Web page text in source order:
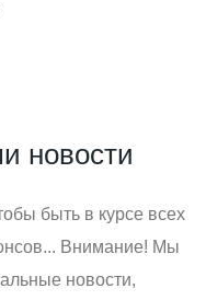
новости
быть в курсе всех
Внимание! Мы
новости,